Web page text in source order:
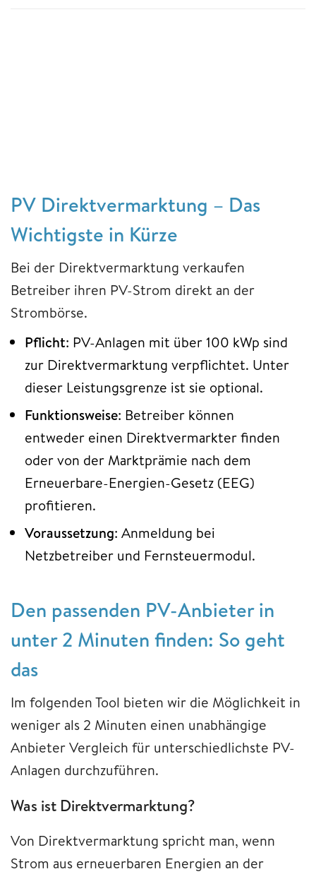
PV Direktvermarktung – Das
Wichtigste in Kürze
Bei der Direktvermarktung verkaufen
Betreiber ihren PV-Strom direkt an der
Strombörse.
Pflicht: PV-Anlagen mit über 100 kWp sind
zur Direktvermarktung verpflichtet. Unter
dieser Leistungsgrenze ist sie optional.
Funktionsweise: Betreiber können
entweder einen Direktvermarkter finden
oder von der Marktprämie nach dem
Erneuerbare-Energien-Gesetz (EEG)
profitieren.
Voraussetzung: Anmeldung bei
Netzbetreiber und Fernsteuermodul.
Den passenden PV-Anbieter in
unter 2 Minuten finden: So geht
das
Im folgenden Tool bieten wir die Möglichkeit in
weniger als 2 Minuten einen unabhängige
Anbieter Vergleich für unterschiedlichste PV-
Anlagen durchzuführen.
Was ist Direktvermarktung?
Von Direktvermarktung spricht man, wenn
Strom aus erneuerbaren Energien an der